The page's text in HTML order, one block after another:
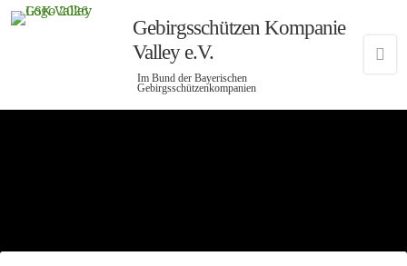
Gebirgsschützen Kompanie
Valley e.V.
Im Bund der Bayerischen
Gebirgsschützenkompanien